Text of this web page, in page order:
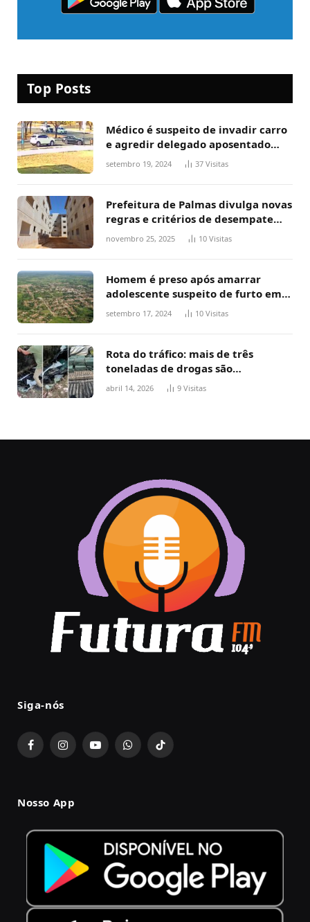
Top Posts
Médico é suspeito de invadir carro
e agredir delegado aposentado
durante confusão no trânsito
setembro 19, 2024 37 Visitas
Prefeitura de Palmas divulga novas
regras e critérios de desempate
para seleção de famílias no Minha
novembro 25, 2025 10 Visitas
Homem é preso após amarrar
adolescente suspeito de furto em
estaca de cerca e agredi-lo
setembro 17, 2024 10 Visitas
Rota do tráfico: mais de três
toneladas de drogas são
apreendidas no TO em três meses
abril 14, 2026 9 Visitas
Siga-nós
FacebookInstagramYouTubeWhatsApp
TikTok
Nosso App